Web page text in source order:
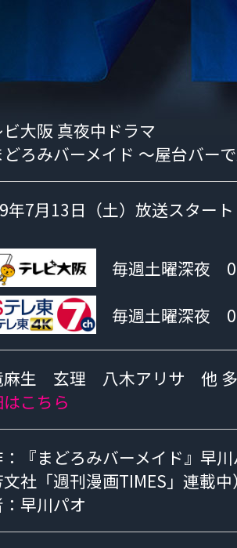
ビ大阪 真夜中ドラマ
どろみバーメイド ～屋台バー
年7月13日（土）放送スタート
毎週土曜深夜
毎週土曜深夜
麻生 玄理 八木アリサ 他
こちら
『まどろみバーメイド』早川
文社「週刊漫画TIMES」連載中）
早川パオ